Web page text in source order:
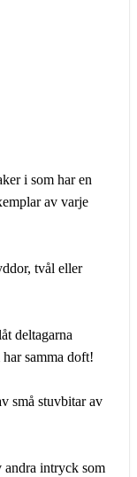
i som har en
av varje
tvål eller
deltagarna
samma doft!
små stuvbitar av
andra intryck som